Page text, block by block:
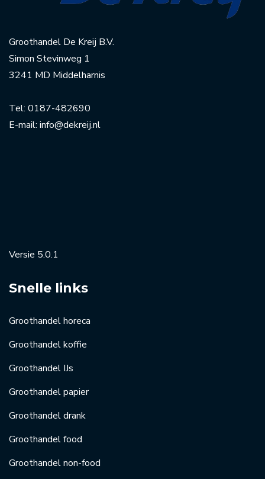
Groothandel De Kreij B.V.
Simon Stevinweg 1
3241 MD Middelharnis
Tel: 0187-482690
E-mail: info@dekreij.nl
Versie 5.0.1
Snelle links
Groothandel horeca
Groothandel koffie
Groothandel IJs
Groothandel papier
Groothandel drank
Groothandel food
Groothandel non-food